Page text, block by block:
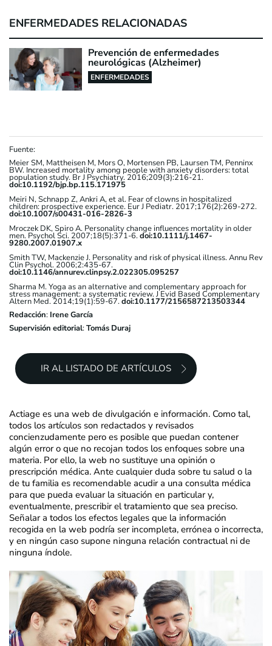
ENFERMEDADES RELACIONADAS
Prevención de enfermedades
neurológicas (Alzheimer)
ENFERMEDADES
Fuente:
Meier SM, Mattheisen M, Mors O, Mortensen PB, Laursen TM, Penninx
BW. Increased mortality among people with anxiety disorders: total
population study. Br J Psychiatry. 2016;209(3):216-21.
doi:10.1192/bjp.bp.115.171975
Meiri N, Schnapp Z, Ankri A, et al. Fear of clowns in hospitalized
children: prospective experience. Eur J Pediatr. 2017;176(2):269-272.
doi:10.1007/s00431-016-2826-3
Mroczek DK, Spiro A. Personality change influences mortality in older
men. Psychol Sci. 2007;18(5):371-6.doi:10.1111/j.1467-
9280.2007.01907.x
Smith TW, Mackenzie J. Personality and risk of physical illness. Annu Rev
Clin Psychol. 2006;2:435-67.
doi:10.1146/annurev.clinpsy.2.022305.095257
Sharma M. Yoga as an alternative and complementary approach for
stress management: a systematic review. J Evid Based Complementary
Altern Med. 2014;19(1):59-67.doi:10.1177/2156587213503344
Redacción: Irene García
Supervisión editorial:Tomás Duraj
IR AL LISTADO DE ARTÍCULOS
Actiage es una web de divulgación e información. Como tal,
todos los artículos son redactados y revisados
concienzudamente pero es posible que puedan contener
algún error o que no recojan todos los enfoques sobre una
materia. Por ello, la web no sustituye una opinión o
prescripción médica. Ante cualquier duda sobre tu salud o la
de tu familia es recomendable acudir a una consulta médica
para que pueda evaluar la situación en particular y,
eventualmente, prescribir el tratamiento que sea preciso.
Señalar a todos los efectos legales que la información
recogida en la web podría ser incompleta, errónea o incorrecta,
y en ningún caso supone ninguna relación contractual ni de
ninguna índole.